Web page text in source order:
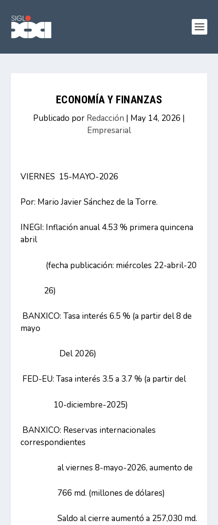
ECONOMÍA Y FINANZAS
Publicado por Redacción | May 14, 2026 |
Empresarial
VIERNES 15-MAYO-2026
Por: Mario Javier Sánchez de la Torre.
INEGI: Inflación anual 4.53 % primera quincena
abril
(fecha publicación: miércoles 22-abril-20
26)
BANXICO: Tasa interés 6.5 % (a partir del 8 de
mayo
Del 2026)
FED-EU: Tasa interés 3.5 a 3.7 % (a partir del
10-diciembre-2025)
BANXICO: Reservas internacionales
correspondientes
al viernes 8-mayo-2026, aumento de
766 md. (millones de dólares)
Saldo al cierre aumentó a 257,030 md.